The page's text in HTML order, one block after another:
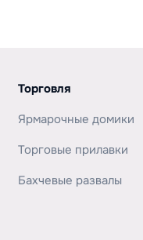
Торговля
Ярмарочные домики
Торговые прилавки
Бахчевые развалы